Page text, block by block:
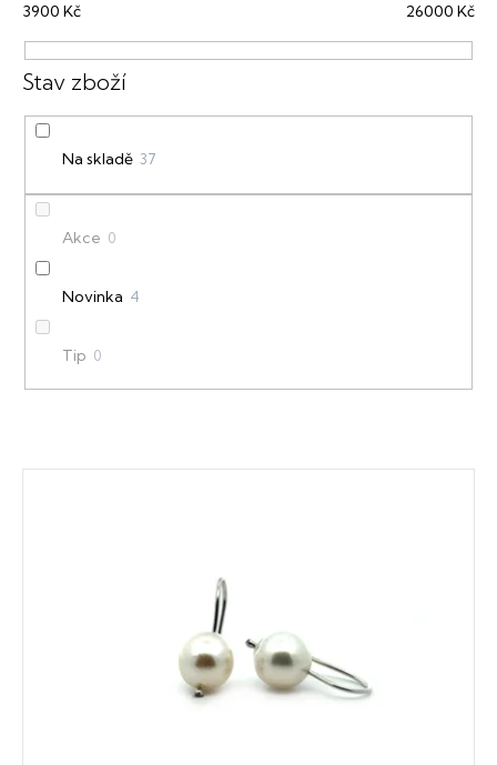
í
p
r
o
d
u
k
ů
3900 Kč 26000 Kč
Na skladě 37
Akce 0
Novinka 4
Tip 0
V